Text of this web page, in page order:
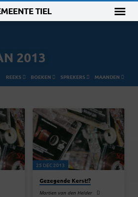
2013
REEKS BOEKEN SPREKERS MAANDEN
25 DEC 2013
Gezegende Kerst!?
Martien van den Helder